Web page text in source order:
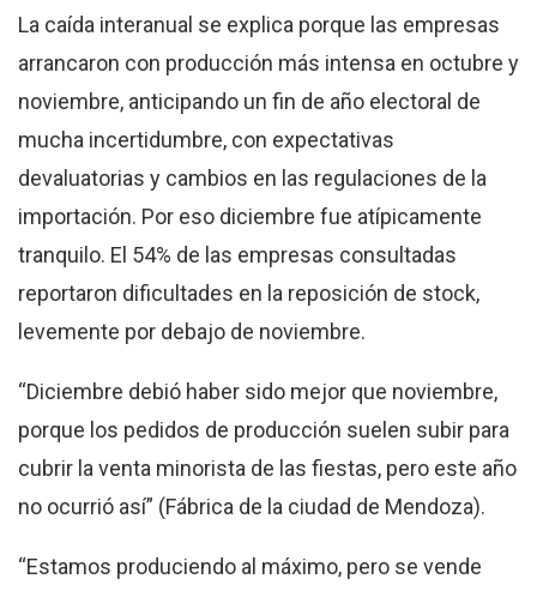
La caída interanual se explica porque las empresas
arrancaron con producción más intensa en octubre y
noviembre, anticipando un fin de año electoral de
mucha incertidumbre, con expectativas
devaluatorias y cambios en las regulaciones de la
importación. Por eso diciembre fue atípicamente
tranquilo. El 54% de las empresas consultadas
reportaron dificultades en la reposición de stock,
levemente por debajo de noviembre.
“Diciembre debió haber sido mejor que noviembre,
porque los pedidos de producción suelen subir para
cubrir la venta minorista de las fiestas, pero este año
no ocurrió así” (Fábrica de la ciudad de Mendoza).
“Estamos produciendo al máximo, pero se vende